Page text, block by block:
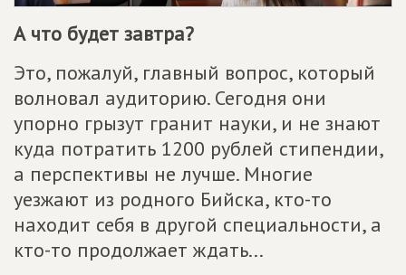
А что будет завтра?
Это, пожалуй, главный вопрос, который
волновал аудиторию. Сегодня они
упорно грызут гранит науки, и не знают
куда потратить 1200 рублей стипендии,
а перспективы не лучше. Многие
уезжают из родного Бийска, кто-то
находит себя в другой специальности, а
кто-то продолжает ждать...